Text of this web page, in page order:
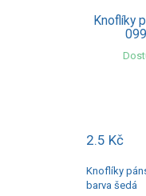
Knoflíky
2.2 Kč
Knoflíky
barva hnědá